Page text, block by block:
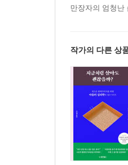
만장자의 엄청난
작가의 다른 상